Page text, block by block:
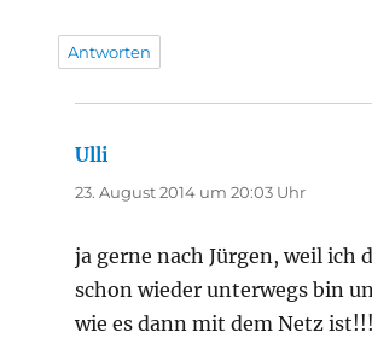
Antworten
Ulli
23. August 2014 um 20:03 Uhr
ja gerne nach Jürgen, weil ich
schon wieder unterwegs bin
wie es dann mit dem Netz ist!!!